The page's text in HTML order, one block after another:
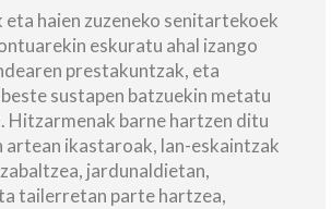
haien zuzeneko senitartekoek
eskuratu ahal izango
prestakuntzak, eta
sustapen batzuekin metatu
Hitzarmenak barne hartzen ditu
artean ikastaroak, lan-eskaintzak
jardunaldietan,
tailerretan parte hartzea,